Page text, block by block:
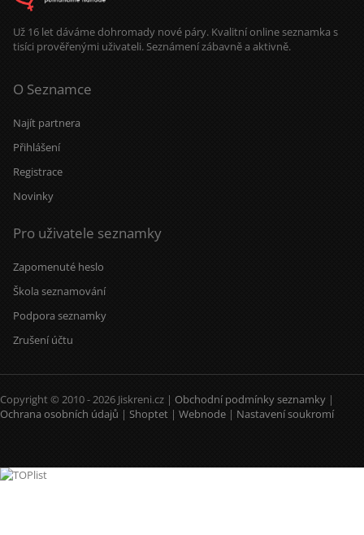
Už 16 let dáváme dohromady nové páry. Kvalitní online seznamka s
tisíci prověřenými uživateli. Seznámení zábavně a aktivně.
O Seznamce
Najít partnera
Přihlášení
Registrace
Novinky
Pro uživatele seznamky
Zapomenuté heslo
Škola seznamování
Podpora seznamky
Zrušení účtu
Copyright © 2010 - 2026 Jiskreni.cz | Obchodní podmínky seznamky |
Ochrana osobních údajů | Shoptet | Webnode | Nastavení soukromí